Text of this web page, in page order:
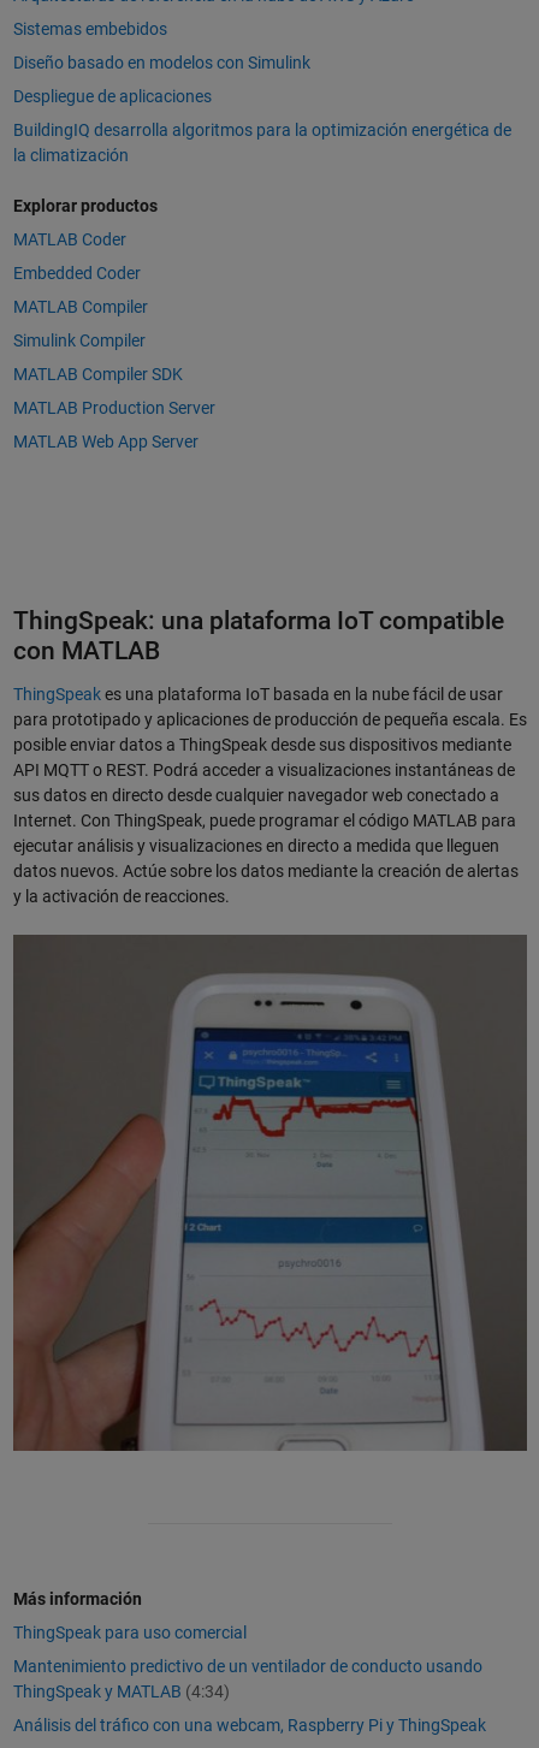
Sistemas embebidos
Diseño basado en modelos con Simulink
Despliegue de aplicaciones
BuildingIQ desarrolla algoritmos para la optimización energética de
la climatización
Explorar productos
MATLAB Coder
Embedded Coder
MATLAB Compiler
Simulink Compiler
MATLAB Compiler SDK
MATLAB Production Server
MATLAB Web App Server
ThingSpeak: una plataforma IoT compatible
con MATLAB
ThingSpeakes una plataforma IoT basada en la nube fácil de usar
para prototipado y aplicaciones de producción de pequeña escala. Es
posible enviar datos a ThingSpeak desde sus dispositivos mediante
API MQTT o REST. Podrá acceder a visualizaciones instantáneas de
sus datos en directo desde cualquier navegador web conectado a
Internet. Con ThingSpeak, puede programar el código MATLAB para
ejecutar análisis y visualizaciones en directo a medida que lleguen
datos nuevos. Actúe sobre los datos mediante la creación de alertas
y la activación de reacciones.
Más información
ThingSpeak para uso comercial
Mantenimiento predictivo de un ventilador de conducto usando
ThingSpeak y MATLAB (4:34)
Análisis del tráfico con una webcam, Raspberry Pi y ThingSpeak